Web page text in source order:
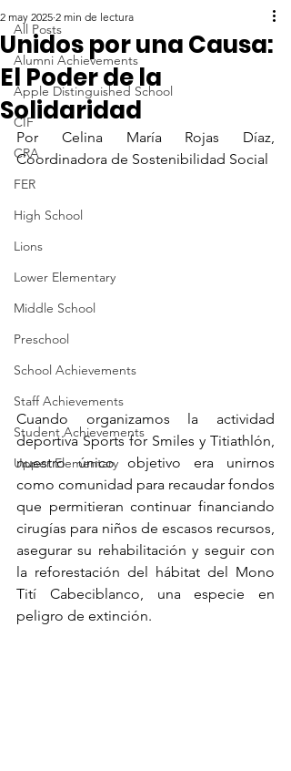
All Posts
Alumni Achievements
Apple Distinguished School
CIF
CRA
FER
High School
Lions
Lower Elementary
Middle School
Preschool
School Achievements
Staff Achievements
Student Achievements
Upper Elementary
Unidos por una Causa:
El Poder de la
Solidaridad
2 may 2025 2 min de lectura
Por Celina María Rojas Díaz,
Coordinadora de Sostenibilidad Social
Cuando organizamos la actividad
deportiva Sports for Smiles y Titiathlón,
nuestro único objetivo era unirnos
como comunidad para recaudar fondos
que permitieran continuar financiando
cirugías para niños de escasos recursos,
asegurar su rehabilitación y seguir con
la reforestación del hábitat del Mono
Tití Cabeciblanco, una especie en
peligro de extinción.